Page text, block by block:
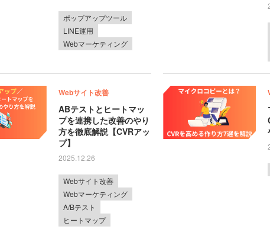
ポップアップツール
LINE運用
Webマーケティング
Webサイト改善
ABテストとヒートマッ
プを連携した改善のやり
方を徹底解説【CVRアッ
プ】
2025.12.26
Webサイト改善
Webマーケティング
A/Bテスト
ヒートマップ